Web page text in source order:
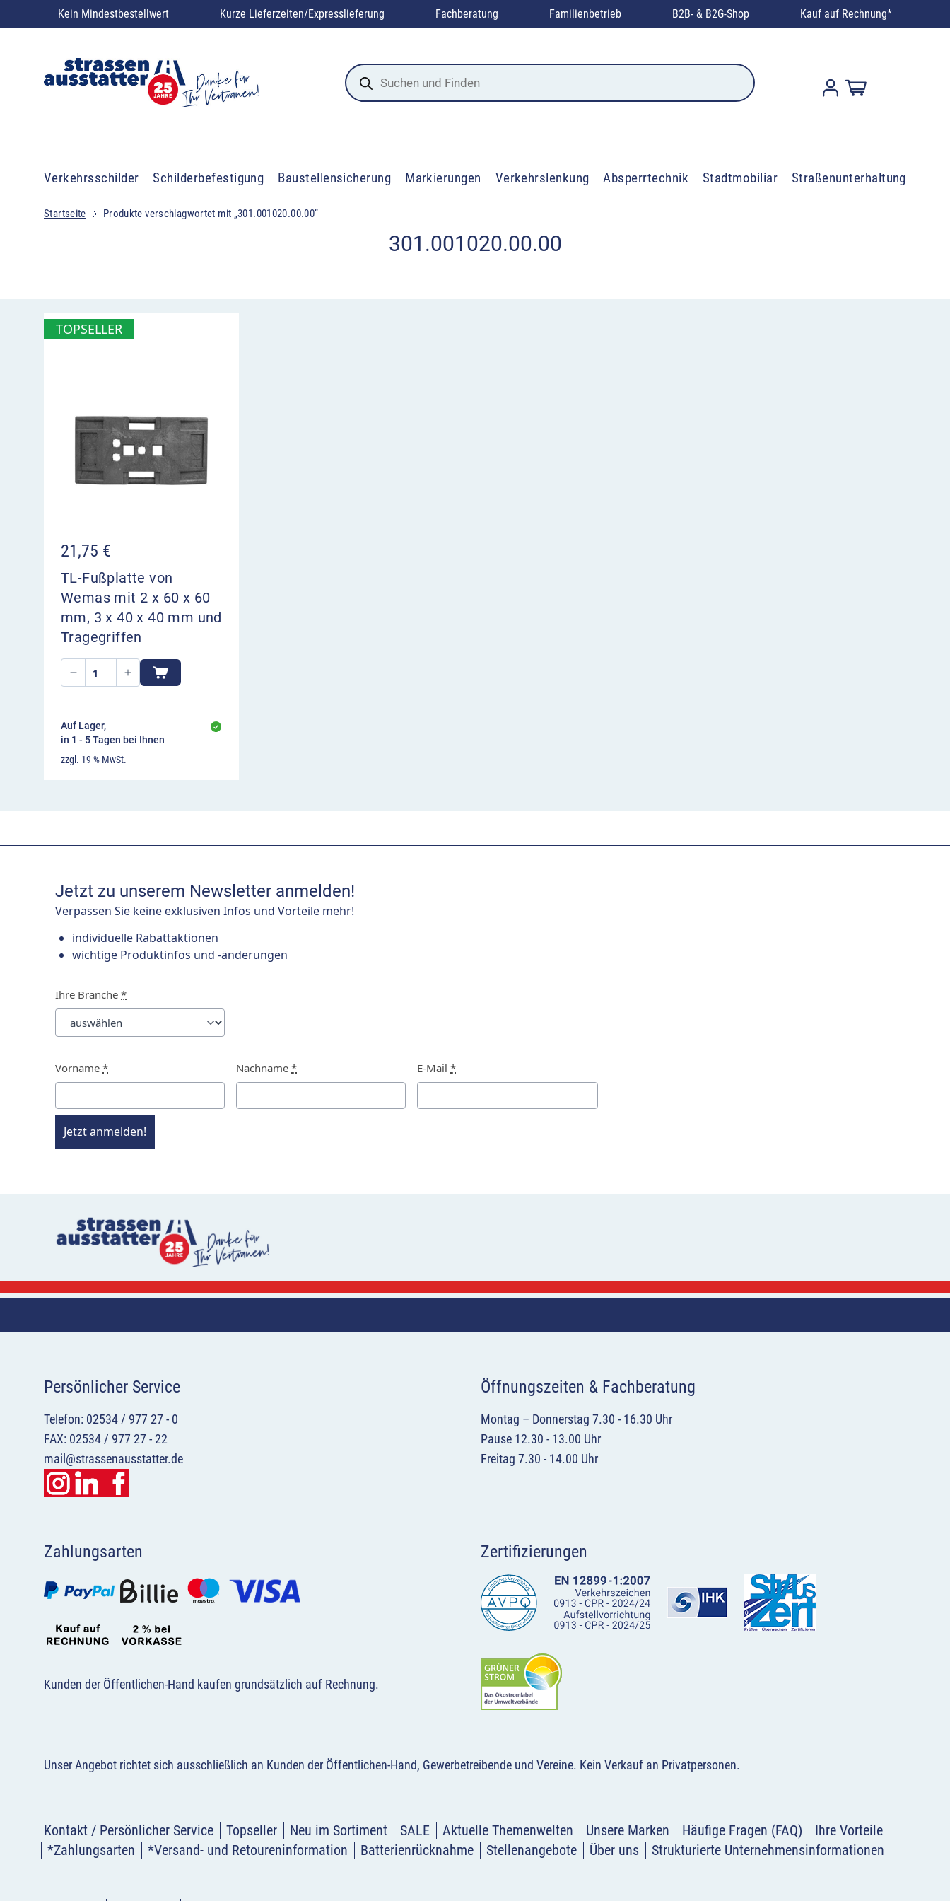
Kein Mindestbestellwert Kurze Lieferzeiten/Expresslieferung Fachberatung Familienbetrieb B2B- & B2G-Shop Kauf auf Rechnung*
Products
search
Verkehrsschilder Schilderbefestigung Baustellensicherung Markierungen Verkehrslenkung Absperrtechnik Stadtmobiliar Straßenunterhaltung
Startseite Produkte verschlagwortet mit „301.001020.00.00“
301.001020.00.00
TOPSELLER
21,75 €
TL-Fußplatte von
Wemas mit 2 x 60 x 60
mm, 3 x 40 x 40 mm und
Tragegriffen
Auf Lager,
in 1 - 5 Tagen bei Ihnen
zzgl. 19 % MwSt.
Jetzt zu unserem Newsletter anmelden!
Verpassen Sie keine exklusiven Infos und Vorteile mehr!
individuelle Rabattaktionen
wichtige Produktinfos und -änderungen
Ihre Branche *
Vorname * Nachname * E-Mail *
Jetzt anmelden!
Persönlicher Service
Telefon: 02534 / 977 27 - 0
FAX: 02534 / 977 27 - 22
mail@strassenausstatter.de
Öffnungszeiten & Fachberatung
Montag – Donnerstag 7.30 - 16.30 Uhr
Pause 12.30 - 13.00 Uhr
Freitag 7.30 - 14.00 Uhr
Zahlungsarten
Kunden der Öffentlichen-Hand kaufen grundsätzlich auf Rechnung.
Zertifizierungen
Unser Angebot richtet sich ausschließlich an Kunden der Öffentlichen-Hand, Gewerbetreibende und Vereine. Kein Verkauf an Privatpersonen.
Kontakt / Persönlicher Service Topseller Neu im Sortiment SALE Aktuelle Themenwelten Unsere Marken Häufige Fragen (FAQ)
Ihre Vorteile
*Zahlungsarten
*Versand- und Retoureninformation Batterienrücknahme Stellenangebote Über uns Strukturierte Unternehmensinformationen